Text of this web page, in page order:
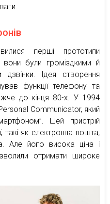
перші прототипи
вони були громіздкими й
дзвінки. Ідея створення
функції телефону та
до кінця 80-х. У 1994
Communicator, який
Цей пристрій
такі як електронна пошта,
Але його висока ціна і
отримати широке